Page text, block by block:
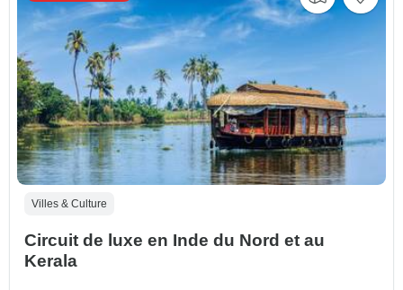
Villes & Culture
Circuit de luxe en Inde du Nord et au
Kerala